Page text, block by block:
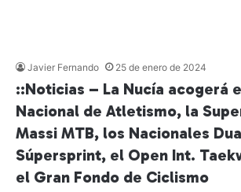
Javier Fernando 25 de enero de 2024
::Noticias – La Nucía acogerá
Nacional de Atletismo, la
Massi MTB, los Nacionales
Súpersprint, el Open Int.
el Gran Fondo de Ciclismo